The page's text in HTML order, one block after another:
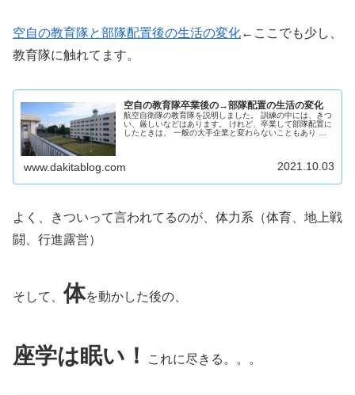
空自の教育隊と部隊配置後の生活の変化←ここでも少し、
教育隊に触れてます。
空自の教育隊卒業後の→部隊配置の生活の変化
航空自衛隊の教育隊を説明しました。 訓練の中には、きつ
い、厳しいなどはあります。 けれど、卒業して部隊配置に
したときは、 一般の大手企業と変わらないこともあり 人
www.dakitablog.com 2021.10.03
よく、きついって言われてるのが、体力系（体育、地上戦
闘、行進露営）
そして、体を動かした後の、
座学は眠い！ これに尽きる。。。